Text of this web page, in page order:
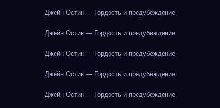
Джейн Остин — Гордость и предубеждение
Джейн Остин — Гордость и предубеждение
Джейн Остин — Гордость и предубеждение
Джейн Остин — Гордость и предубеждение
Джейн Остин — Гордость и предубеждение